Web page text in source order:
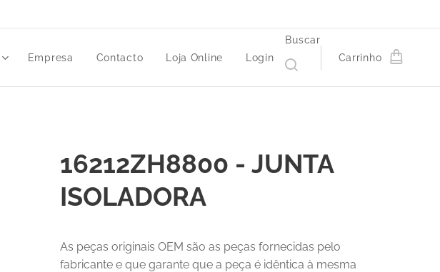
Empresa Contacto Loja Online Login
Buscar
Carrinho
16212ZH8800 - JUNTA
ISOLADORA
As peças originais OEM são as peças fornecidas pelo
fabricante e que garante que a peça é idêntica à mesma